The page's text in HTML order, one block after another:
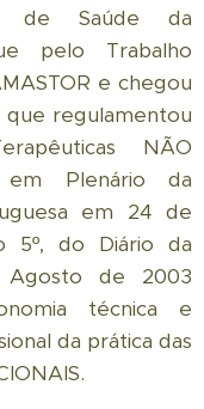
de Saúde da
pelo Trabalho
e chegou
que regulamentou
NÃO
em Plenário da
em 24 de
5º, do Diário da
de 2003
técnica e
da prática das